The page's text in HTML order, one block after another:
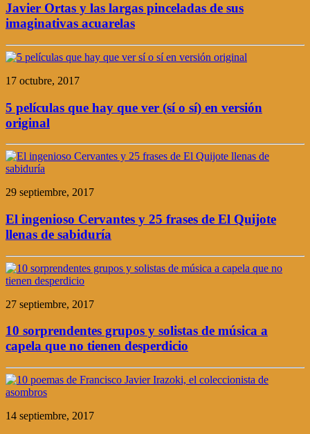
Javier Ortas y las largas pinceladas de sus
imaginativas acuarelas
17 octubre, 2017
5 películas que hay que ver (sí o sí) en versión
original
29 septiembre, 2017
El ingenioso Cervantes y 25 frases de El Quijote
llenas de sabiduría
27 septiembre, 2017
10 sorprendentes grupos y solistas de música a
capela que no tienen desperdicio
14 septiembre, 2017